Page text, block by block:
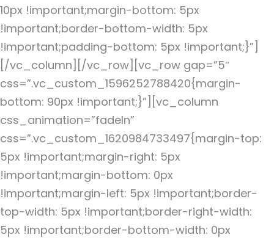
10px !important;margin-bottom: 5px
!important;border-bottom-width: 5px
!important;padding-bottom: 5px !important;}”]
[/vc_column][/vc_row][vc_row gap=”5″
css=”.vc_custom_1596252788420{margin-
bottom: 90px !important;}”][vc_column
css_animation=”fadeIn”
css=”.vc_custom_1620984733497{margin-top:
5px !important;margin-right: 5px
!important;margin-bottom: 0px
!important;margin-left: 5px !important;border-
top-width: 5px !important;border-right-width:
5px !important;border-bottom-width: 0px